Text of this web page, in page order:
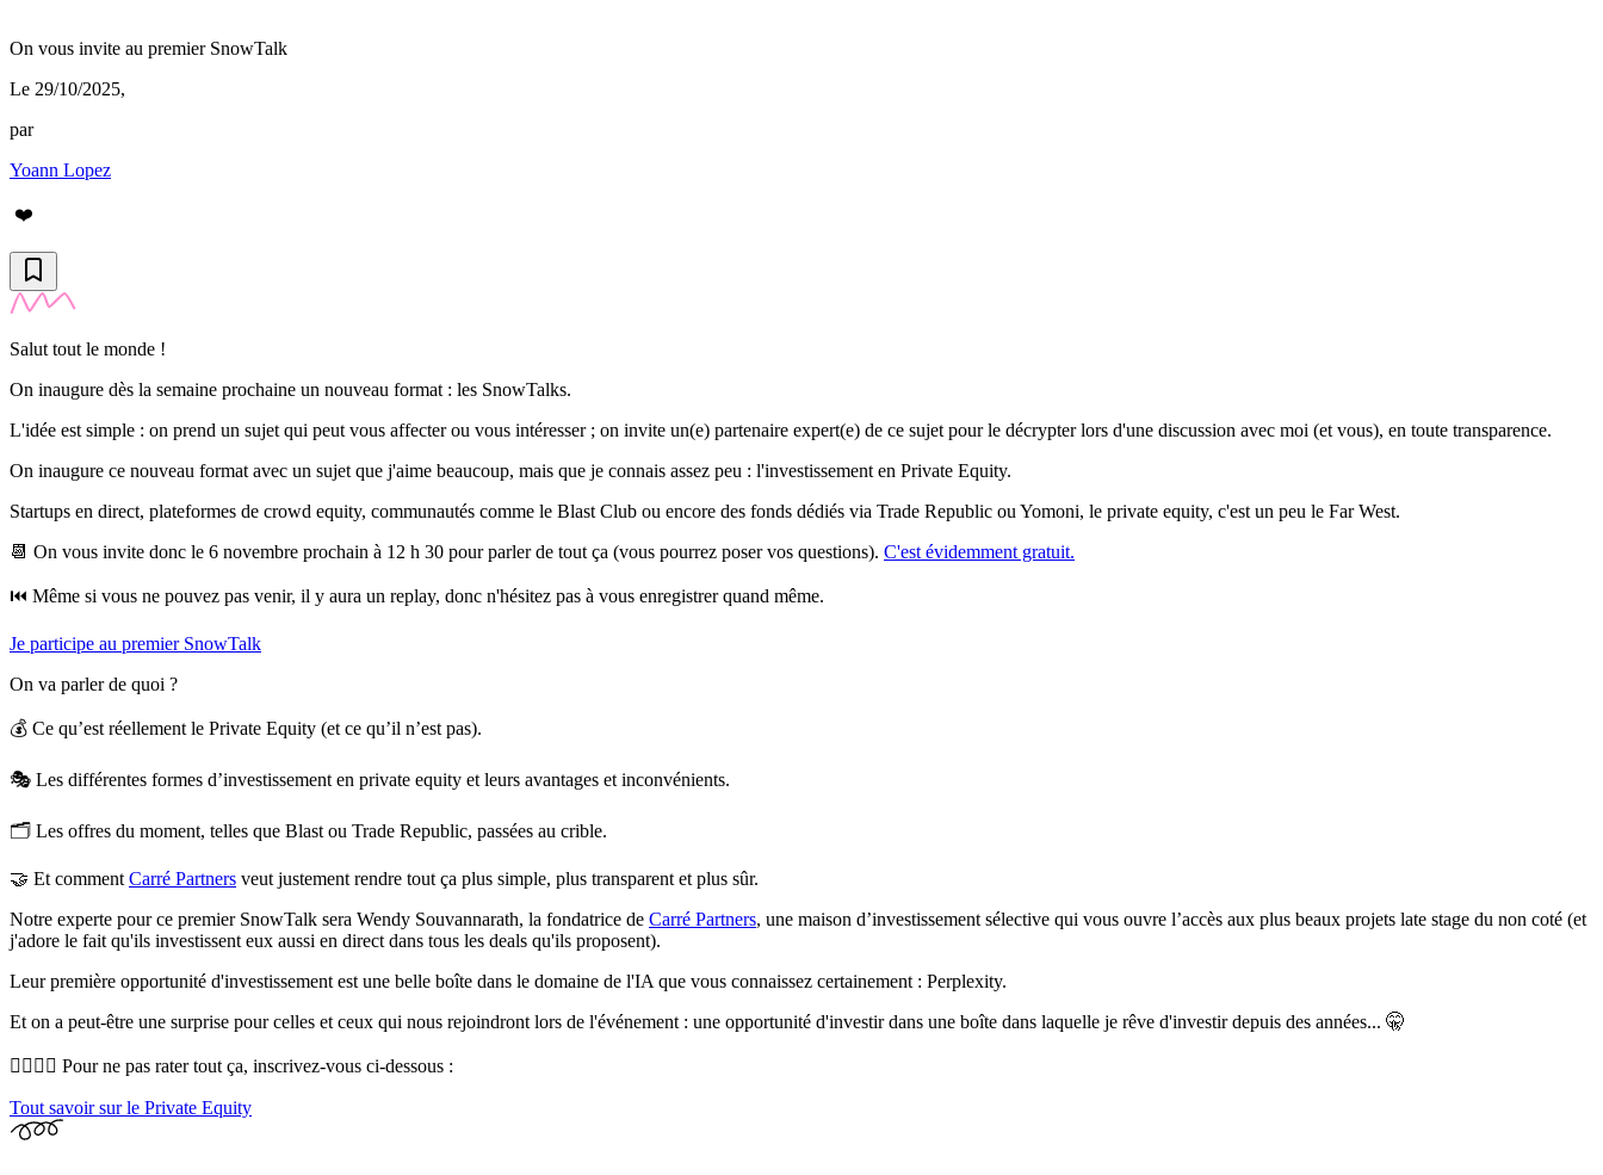
On vous invite au premier SnowTalk
Le 29/10/2025,
par
Yoann Lopez
❤️
Salut tout le monde !
On inaugure dès la semaine prochaine un nouveau format : les SnowTalks.
L'idée est simple : on prend un sujet qui peut vous affecter ou vous intéresser ; on invite un(e) partenaire expert(e) de ce sujet pour le décrypter lors d'une discussion avec moi (et vous), en toute transparence.
On inaugure ce nouveau format avec un sujet que j'aime beaucoup, mais que je connais assez peu : l'investissement en Private Equity.
Startups en direct, plateformes de crowd equity, communautés comme le Blast Club ou encore des fonds dédiés via Trade Republic ou Yomoni, le private equity, c'est un peu le Far West.
📆 On vous invite donc le 6 novembre prochain à 12 h 30 pour parler de tout ça (vous pourrez poser vos questions). C'est évidemment gratuit.
⏮️ Même si vous ne pouvez pas venir, il y aura un replay, donc n'hésitez pas à vous enregistrer quand même.
Je participe au premier SnowTalk
On va parler de quoi ?
💰 Ce qu’est réellement le Private Equity (et ce qu’il n’est pas).
🎭 Les différentes formes d’investissement en private equity et leurs avantages et inconvénients.
🗂️ Les offres du moment, telles que Blast ou Trade Republic, passées au crible.
🤝 Et comment Carré Partners veut justement rendre tout ça plus simple, plus transparent et plus sûr.
Notre experte pour ce premier SnowTalk sera Wendy Souvannarath, la fondatrice de Carré Partners, une maison d’investissement sélective qui vous ouvre l’accès aux plus beaux projets late stage du non coté (et
j'adore le fait qu'ils investissent eux aussi en direct dans tous les deals qu'ils proposent).
Leur première opportunité d'investissement est une belle boîte dans le domaine de l'IA que vous connaissez certainement : Perplexity.
Et on a peut-être une surprise pour celles et ceux qui nous rejoindront lors de l'événement : une opportunité d'investir dans une boîte dans laquelle je rêve d'investir depuis des années... 🤫
🙋‍♀️🙋‍♂️ Pour ne pas rater tout ça, inscrivez-vous ci-dessous :
Tout savoir sur le Private Equity